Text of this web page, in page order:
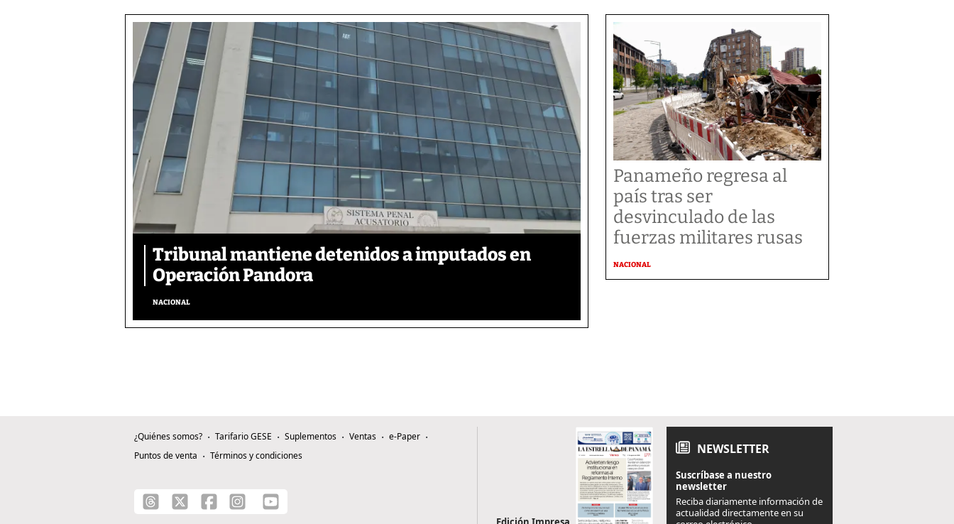
Tribunal mantiene detenidos a imputados en
Operación Pandora
NACIONAL
Panameño regresa al
país tras ser
desvinculado de las
fuerzas militares rusas
NACIONAL
¿Quiénes somos? Tarifario GESE Suplementos Ventas
e-Paper
Puntos de venta
Términos y condiciones NEWSLETTER
Suscríbase a nuestro
newsletter
Reciba diariamente información de
actualidad directamente en su